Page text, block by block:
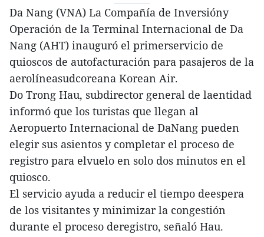
Da Nang (VNA) La Compañía de Inversióny
Operación de la Terminal Internacional de Da
Nang (AHT) inauguró el primerservicio de
quioscos de autofacturación para pasajeros de la
aerolíneasudcoreana Korean Air.
Do Trong Hau, subdirector general de laentidad
informó que los turistas que llegan al
Aeropuerto Internacional de DaNang pueden
elegir sus asientos y completar el proceso de
registro para elvuelo en solo dos minutos en el
quiosco.
El servicio ayuda a reducir el tiempo deespera
de los visitantes y minimizar la congestión
durante el proceso deregistro, señaló Hau.